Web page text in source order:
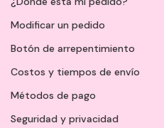
Modificar un pedido
Botón de arrepentimiento
Costos y tiempos de envío
Métodos de pago
Seguridad y privacidad